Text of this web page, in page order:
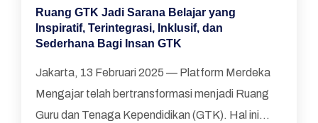
Ruang GTK Jadi Sarana Belajar yang
Inspiratif, Terintegrasi, Inklusif, dan
Sederhana Bagi Insan GTK
Jakarta, 13 Februari 2025 — Platform Merdeka
Mengajar telah bertransformasi menjadi Ruang
Guru dan Tenaga Kependidikan (GTK). Hal ini